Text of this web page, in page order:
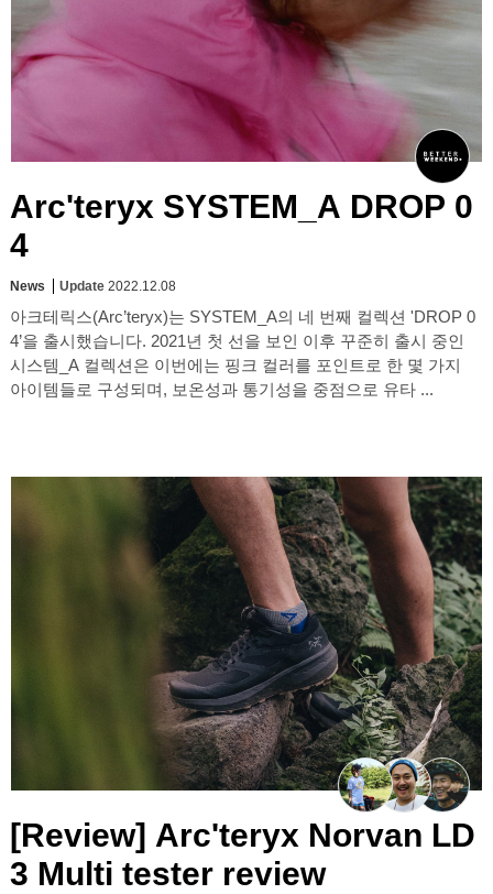
Arc'teryx SYSTEM_A DROP 0
4
News Update 2022.12.08
아크테릭스(Arc’teryx)는 SYSTEM_A의 네 번째 컬렉션 'DROP 0
4’을 출시했습니다. 2021년 첫 선을 보인 이후 꾸준히 출시 중인
시스템_A 컬렉션은 이번에는 핑크 컬러를 포인트로 한 몇 가지
아이템들로 구성되며, 보온성과 통기성을 중점으로 유타 ...
[Review] Arc'teryx Norvan LD
3 Multi tester review